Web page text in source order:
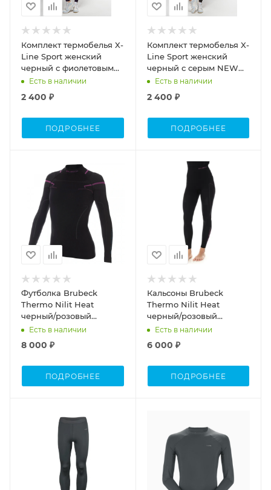
Комплект термобелья X-
Line Sport женский
черный с фиолетовым
NEW (42 (XS))
Есть в наличии
2 400 ₽
ПОДРОБНЕЕ
Комплект термобелья X-
Line Sport женский
черный с серым NEW
(42 (XS) )
Есть в наличии
2 400 ₽
ПОДРОБНЕЕ
Футболка Brubeck
Thermo Nilit Heat
черный/розовый
женская (M)
Есть в наличии
8 000 ₽
ПОДРОБНЕЕ
Кальсоны Brubeck
Thermo Nilit Heat
черный/розовый
женские (M)
Есть в наличии
6 000 ₽
ПОДРОБНЕЕ